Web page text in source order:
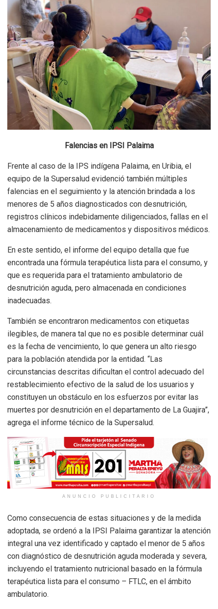
Falencias en IPSI Palaima
Frente al caso de la IPS indígena Palaima, en Uribia, el
equipo de la Supersalud evidenció también múltiples
falencias en el seguimiento y la atención brindada a los
menores de 5 años diagnosticados con desnutrición,
registros clínicos indebidamente diligenciados, fallas en el
almacenamiento de medicamentos y dispositivos médicos.
En este sentido, el informe del equipo detalla que fue
encontrada una fórmula terapéutica lista para el consumo, y
que es requerida para el tratamiento ambulatorio de
desnutrición aguda, pero almacenada en condiciones
inadecuadas.
También se encontraron medicamentos con etiquetas
ilegibles, de manera tal que no es posible determinar cuál
es la fecha de vencimiento, lo que genera un alto riesgo
para la población atendida por la entidad. “Las
circunstancias descritas dificultan el control adecuado del
restablecimiento efectivo de la salud de los usuarios y
constituyen un obstáculo en los esfuerzos por evitar las
muertes por desnutrición en el departamento de La Guajira”,
agrega el informe técnico de la Supersalud.
ANUNCIO PUBLICITARIO
Como consecuencia de estas situaciones y de la medida
adoptada, se ordenó a la IPSI Palaima garantizar la atención
integral una vez identificado y captado el menor de 5 años
con diagnóstico de desnutrición aguda moderada y severa,
incluyendo el tratamiento nutricional basado en la fórmula
terapéutica lista para el consumo – FTLC, en el ámbito
ambulatorio.